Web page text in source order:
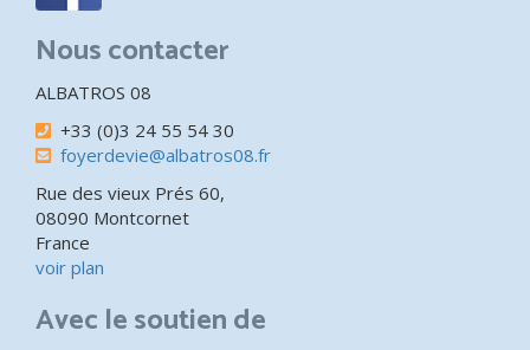
Nous contacter
ALBATROS 08
+33 (0)3 24 55 54 30
foyerdevie@albatros08.fr
Rue des vieux Prés 60,
08090 Montcornet
France
voir plan
Avec le soutien de